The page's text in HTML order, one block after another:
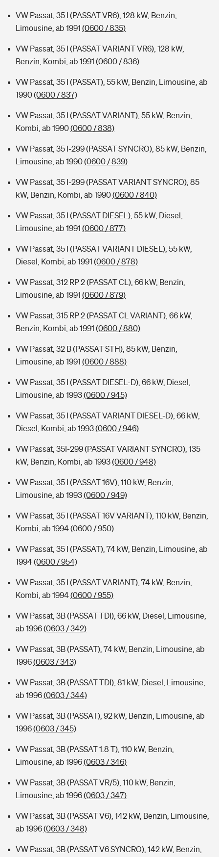
VW Passat, 35 I (PASSAT VR6), 128 kW, Benzin,
Limousine, ab 1991 (0600 / 835)
VW Passat, 35 I (PASSAT VARIANT VR6), 128 kW,
Benzin, Kombi, ab 1991 (0600 / 836)
VW Passat, 35 I (PASSAT), 55 kW, Benzin, Limousine, ab
1990(0600 / 837)
VW Passat, 35 I (PASSAT VARIANT), 55 kW, Benzin,
Kombi, ab 1990(0600 / 838)
VW Passat, 35 I-299 (PASSAT SYNCRO), 85 kW, Benzin,
Limousine, ab 1990(0600 / 839)
VW Passat, 35 I-299 (PASSAT VARIANT SYNCRO), 85
kW, Benzin, Kombi, ab 1990(0600 / 840)
VW Passat, 35 I (PASSAT DIESEL), 55 kW, Diesel,
Limousine, ab 1991 (0600 / 877)
VW Passat, 35 I (PASSAT VARIANT DIESEL), 55 kW,
Diesel, Kombi, ab 1991 (0600 / 878)
VW Passat, 312 RP 2 (PASSAT CL), 66 kW, Benzin,
Limousine, ab 1991 (0600 / 879)
VW Passat, 315 RP 2 (PASSAT CL VARIANT), 66 kW,
Benzin, Kombi, ab 1991 (0600 / 880)
VW Passat, 32 B (PASSAT STH), 85 kW, Benzin,
Limousine, ab 1991 (0600 / 888)
VW Passat, 35 I (PASSAT DIESEL-D), 66 kW, Diesel,
Limousine, ab 1993(0600 / 945)
VW Passat, 35 I (PASSAT VARIANT DIESEL-D), 66 kW,
Diesel, Kombi, ab 1993(0600 / 946)
VW Passat, 35I-299 (PASSAT VARIANT SYNCRO), 135
kW, Benzin, Kombi, ab 1993(0600 / 948)
VW Passat, 35 I (PASSAT 16V), 110 kW, Benzin,
Limousine, ab 1993(0600 / 949)
VW Passat, 35 I (PASSAT 16V VARIANT), 110 kW, Benzin,
Kombi, ab 1994(0600 / 950)
VW Passat, 35 I (PASSAT), 74 kW, Benzin, Limousine, ab
1994(0600 / 954)
VW Passat, 35 I (PASSAT VARIANT), 74 kW, Benzin,
Kombi, ab 1994(0600 / 955)
VW Passat, 3B (PASSAT TDI), 66 kW, Diesel, Limousine,
ab 1996(0603 / 342)
VW Passat, 3B (PASSAT), 74 kW, Benzin, Limousine, ab
1996(0603 / 343)
VW Passat, 3B (PASSAT TDI), 81 kW, Diesel, Limousine,
ab 1996(0603 / 344)
VW Passat, 3B (PASSAT), 92 kW, Benzin, Limousine, ab
1996(0603 / 345)
VW Passat, 3B (PASSAT 1.8 T), 110 kW, Benzin,
Limousine, ab 1996(0603 / 346)
VW Passat, 3B (PASSAT VR/5), 110 kW, Benzin,
Limousine, ab 1996(0603 / 347)
VW Passat, 3B (PASSAT V6), 142 kW, Benzin, Limousine,
ab 1996(0603 / 348)
VW Passat, 3B (PASSAT V6 SYNCRO), 142 kW, Benzin,